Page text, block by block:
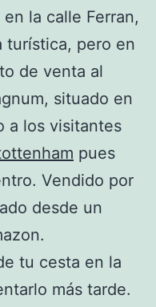
la calle Ferran,
turística, pero en
de venta al
situado en
a los visitantes
pues
Vendido por
desde un
tu cesta en la
más tarde.